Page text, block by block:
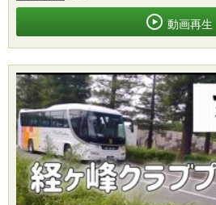
動画再生